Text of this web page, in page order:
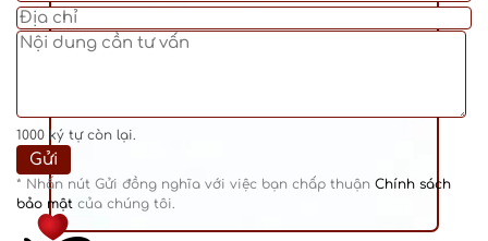
1000 ký tự còn lại.
* Nhấn nút Gửi đồng nghĩa với việc bạn chấp thuận Chính sách
bảo mật của chúng tôi.